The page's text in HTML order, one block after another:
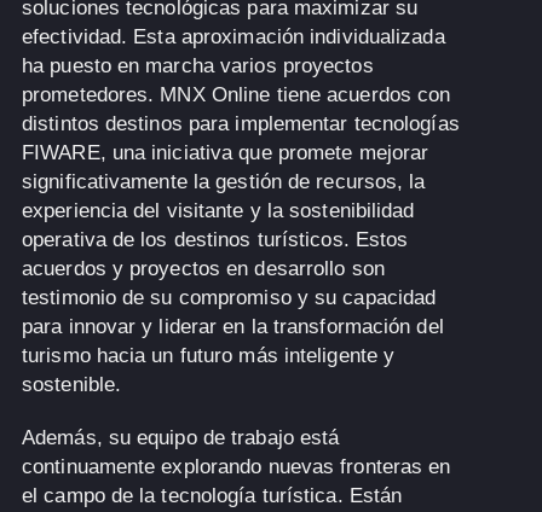
soluciones tecnológicas para maximizar su
efectividad. Esta aproximación individualizada
ha puesto en marcha varios proyectos
prometedores. MNX Online tiene acuerdos con
distintos destinos para implementar tecnologías
FIWARE, una iniciativa que promete mejorar
significativamente la gestión de recursos, la
experiencia del visitante y la sostenibilidad
operativa de los destinos turísticos. Estos
acuerdos y proyectos en desarrollo son
testimonio de su compromiso y su capacidad
para innovar y liderar en la transformación del
turismo hacia un futuro más inteligente y
sostenible.
Además, su equipo de trabajo está
continuamente explorando nuevas fronteras en
el campo de la tecnología turística. Están